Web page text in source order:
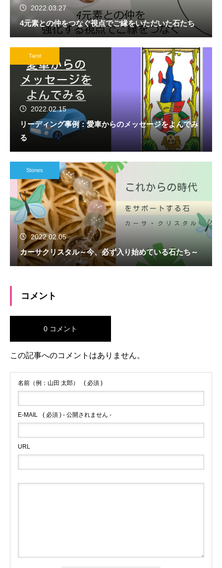
2022.03.27
4元素との仲をつなぐ視点でご縁をいただいた石たち
Tarot
2022.02.15
リーディング事例：愛車からのメッセージをよんでみ
る
Stones
2022.02.05
カーサクリスタル～今、必ず入り始めている石たち～
コメント
0 コメント
この記事へのコメントはありません。
名前（例：山田 太郎） ( 必須 )
E-MAIL ( 必須 ) - 公開されません -
URL